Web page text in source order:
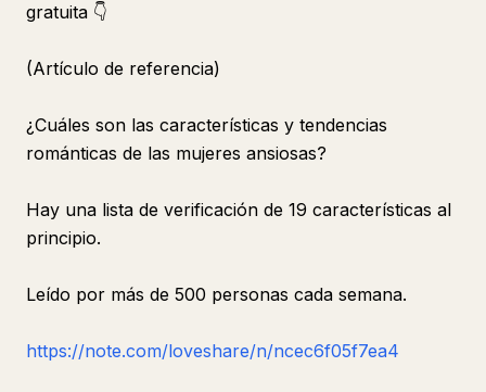
gratuita 👇
(Artículo de referencia)
¿Cuáles son las características y tendencias
románticas de las mujeres ansiosas?
Hay una lista de verificación de 19 características al
principio.
Leído por más de 500 personas cada semana.
https://note.com/loveshare/n/ncec6f05f7ea4